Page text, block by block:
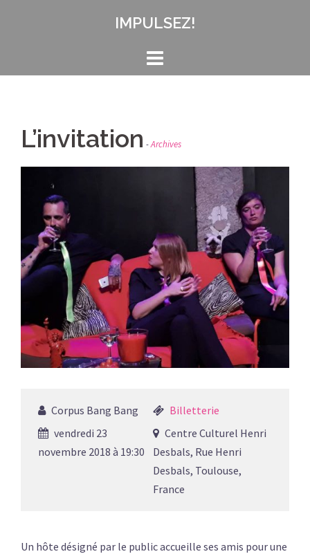
IMPULSEZ!
L’invitation Archives
Corpus Bang Bang
vendredi 23
novembre 2018 à 19:30
Billetterie
Centre Culturel Henri
Desbals, Rue Henri
Desbals, Toulouse,
France
Un hôte désigné par le public accueille ses amis pour une